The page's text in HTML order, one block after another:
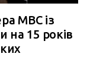
МВС із
на 15 років